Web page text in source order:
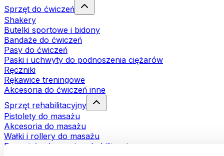
Sprzęt do ćwiczeń
Shakery
Butelki sportowe i bidony
Bandaże do ćwiczeń
Pasy do ćwiczeń
Paski i uchwyty do podnoszenia ciężarów
Ręczniki
Rękawice treningowe
Akcesoria do ćwiczeń inne
Sprzęt rehabilitacyjny
Pistolety do masażu
Akcesoria do masażu
Wałki i rollery do masażu
Pozostałe akcesoria rehabilitacyjne